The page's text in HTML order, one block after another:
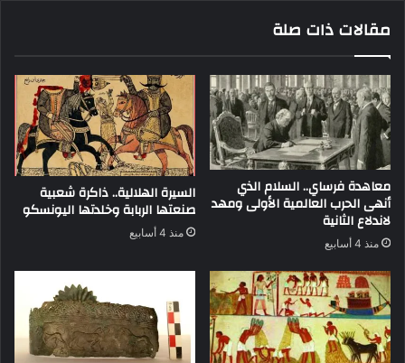
مقالات ذات صلة
معاهدة فرساي.. السلام الذي
أنهى الحرب العالمية الأولى ومهد
لاندلاع الثانية
منذ 4 أسابيع
السيرة الهلالية.. ذاكرة شعبية
صنعتها الربابة وخلدتها اليونسكو
منذ 4 أسابيع